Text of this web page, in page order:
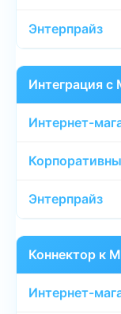
Интеграция с
Коннектор к